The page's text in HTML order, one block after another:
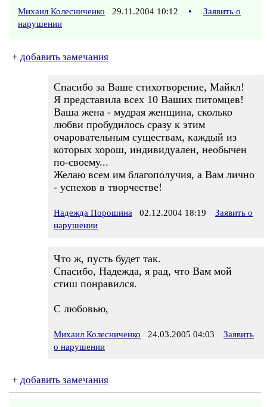
Михаил Колесниченко 29.11.2004 10:12 •
Заявить о
нарушении
+ добавить замечания
Спасибо за Ваше стихотворение, Майкл!
Я представила всех 10 Ваших питомцев!
Ваша жена - мудрая женщина, сколько
любви пробудилось сразу к этим
очаровательным существам, каждый из
которых хорош, индивидуален, необычен
по-своему...
Желаю всем им благополучия, а Вам лично
- успехов в творчестве!
Надежда Порошина 02.12.2004 18:19
Заявить о
нарушении
Что ж, пусть будет так.
Спасибо, Надежда, я рад, что Вам мой
стиш понравился.
С любовью,
Михаил Колесниченко 24.03.2005 04:03
Заявить
о нарушении
+ добавить замечания